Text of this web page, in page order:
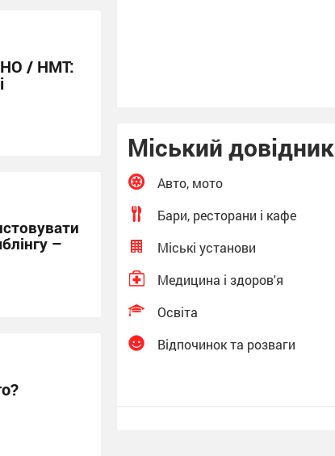
/ НМТ:
–
Міський довідник
Авто, мото
Бари, ресторани і кафе
Міські установи
Медицина і здоров'я
Освіта
Відпочинок та розваги